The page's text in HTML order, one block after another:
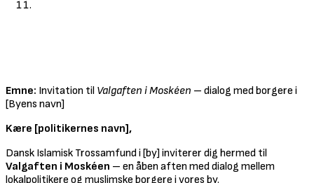
Emne: Invitation til Valgaften i Moskéen – dialog med borgere i
[Byens navn]
Kære [politikernes navn],
Dansk Islamisk Trossamfund i [by] inviterer dig hermed til
Valgaften i Moskéen – en åben aften med dialog mellem
lokalpolitikere og muslimske borgere i vores by.